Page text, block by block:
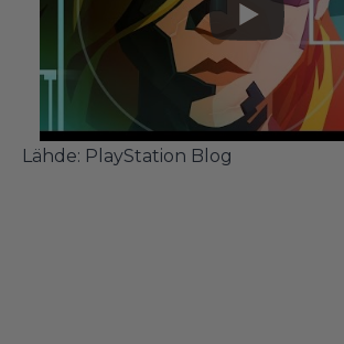
Lähde: PlayStation Blog